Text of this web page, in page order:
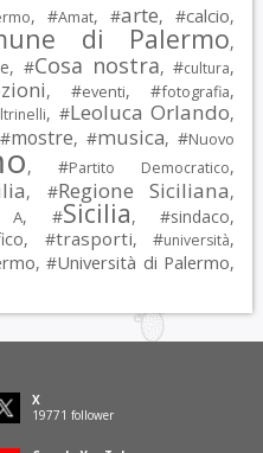
, #Amat, #arte, #calcio,
di Palermo,
, #Cosa nostra, #cultura,
, #eventi, #fotografia,
, #Leoluca Orlando,
mostre, #musica, #Nuovo
, #Partito Democratico,
, #Regione Siciliana,
A, #Sicilia, #sindaco,
, #trasporti, #università,
, #Università di Palermo,
X
19771 follower